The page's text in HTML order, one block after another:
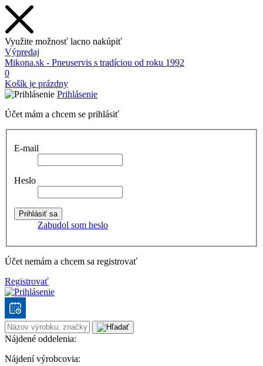
Využite možnosť lacno nakúpiť
Výpredaj
Mikona.sk - Pneuservis s tradíciou od roku 1992
0
Košík je prázdny
Prihlásenie
Účet mám a chcem se prihlásiť
E-mail
Heslo
Zabudol som heslo
Účet nemám a chcem sa registrovať
Registrovať
Nájdené oddelenia:
Nájdení výrobcovia: